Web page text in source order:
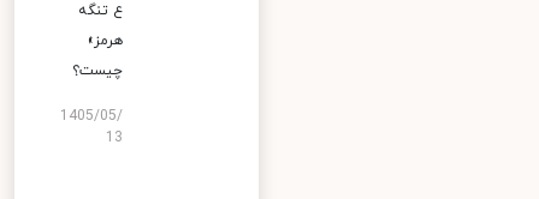
ع تنگه
هرمز»
چیست؟
1405/05/
13